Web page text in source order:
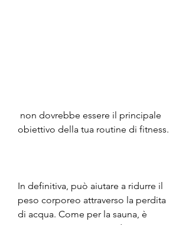
obiettivo della tua routine di fitness.
In definitiva, può aiutare a ridurre il
peso corporeo attraverso la perdita
di acqua. Come per la sauna, è